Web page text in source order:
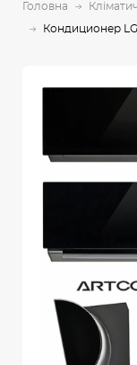
Головна
Кондиционер